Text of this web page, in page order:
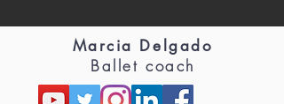
Marcia Delgado
Ballet coach